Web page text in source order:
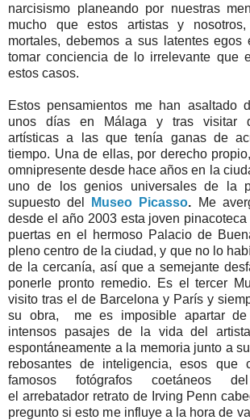
narcisismo planeando por nuestras
mucho que estos artistas y
mortales, debemos a sus latentes egos
tomar conciencia de lo irrelevante que
estos casos.
Estos pensamientos me han asaltado
unos días en Málaga y tras visitar
artísticas a las que tenía ganas de
tiempo. Una de ellas, por derecho
omnipresente desde hace años en la
uno de los genios universales de la
supuesto del
Museo Picasso. Me
desde el año 2003 esta joven
puertas en el hermoso Palacio de
pleno centro de la ciudad, y que no lo
de la cercanía, así que a semejante
ponerle pronto remedio. Es el tercer
visito tras el de Barcelona y París y
su obra, me es imposible apartar
intensos pasajes de la vida del
espontáneamente a la memoria junto a
rebosantes de inteligencia, esos que
famosos fotógrafos coetáneos
el arrebatador retrato de Irving Penn
pregunto si esto me influye a la hora de